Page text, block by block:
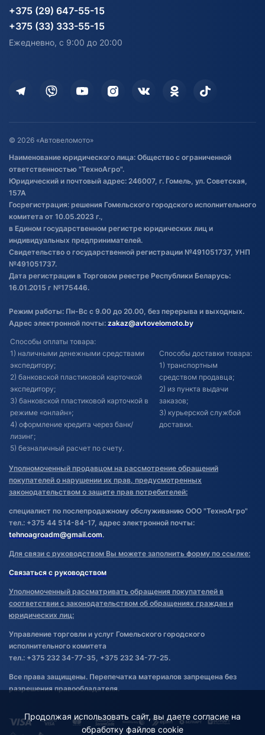
Карта сайта
Информация до получения
согласия на обработку
персональных данных
Дополнительные услуги
Оставить отзыв
Договор публичной оферты
Обработка файлов cookie
Постановка транспорта на учет
Обновления в ЭПТС 2024
Водный транспорт
Электротранспорт
Активный отдых и спорт
Агротехника
Электротранспорт
Лодочные моторные
+375 (29) 647-55-15
+375 (33) 333-55-15
Ежедневно, с 9:00 до 20:00
© 2026 «Автовеломото»
Наименование юридического лица: Общество с ограниченной
ответственностью "ТехноАгро".
Юридический и почтовый адрес: 246007, г. Гомель, ул. Советская,
157А
Госрегистрация: решения Гомельского городского исполнительного
комитета от 10.05.2023 г.,
в Едином государственном регистре юридических лиц и
индивидуальных предпринимателей.
Свидетельство о государственной регистрации №491051737, УНП
№491051737.
Дата регистрации в Торговом реестре Республики Беларусь:
16.01.2015 г №175446.
Режим работы: Пн-Вс с 9.00 до 20.00, без перерыва и выходных.
Адрес электронной почты: zakaz@avtovelomoto.by
Способы оплаты товара:
1) наличными денежными средствами
экспедитору;
2) банковской пластиковой карточкой
экспедитору;
3) банковской пластиковой карточкой в
режиме «онлайн»;
4) оформление кредита через банк/
лизинг;
5) безналичный расчет по счету.
Способы доставки товара:
1) транспортным
средством продавца;
2) из пункта выдачи
заказов;
3) курьерской службой
доставки.
Уполномоченный продавцом на рассмотрение обращений
покупателей о нарушении их прав, предусмотренных
законодательством о защите прав потребителей:
специалист по послепродажному обслуживанию ООО "ТехноАгро"
тел.: +375 44 514-84-17, адрес электронной почты:
tehnoagroadm@gmail.com.
Для связи с руководством Вы можете заполнить форму по ссылке:
Связаться с руководством
Уполномоченный рассматривать обращения покупателей в
соответствии с законодательством об обращениях граждан и
юридических лиц:
Управление торговли и услуг Гомельского городского
исполнительного комитета
тел.: +375 232 34-77-35, +375 232 34-77-25.
Все права защищены. Перепечатка материалов запрещена без
разрешения правообладателя.
Продолжая использовать сайт, вы даете согласие на
обработку файлов cookie